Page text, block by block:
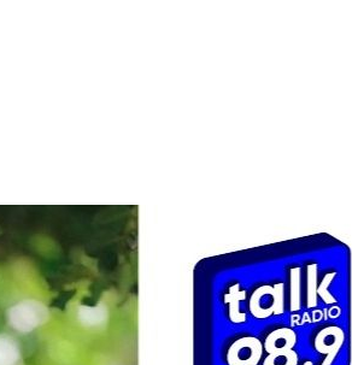
Πρώτοι για τα Τελευταία Νέα
του Βουλευτή μας!